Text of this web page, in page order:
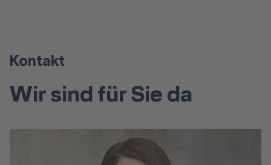
Kontakt
Wir sind für Sie da